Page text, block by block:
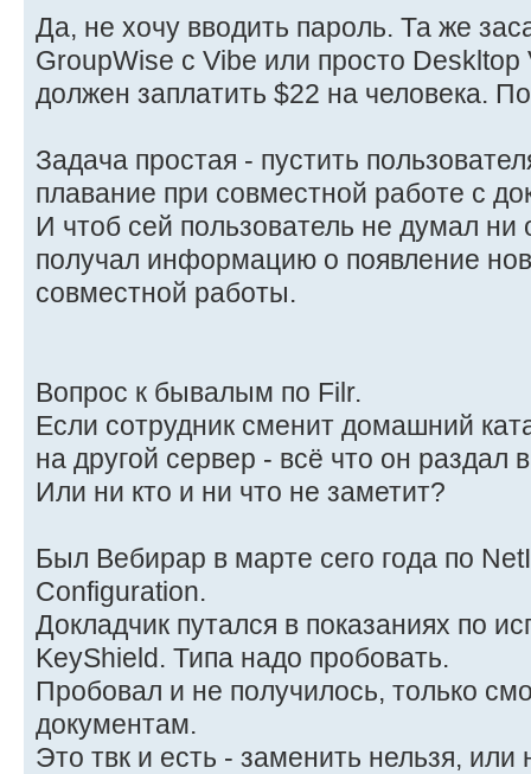
Да, не хочу вводить пароль. Та же
GroupWise с Vibe или просто Deskltop
должен заплатить $22 на человека.
Задача простая - пустить
плавание при совместной работе с
И чтоб сей пользователь не думал ни
получал информацию о появление
совместной работы.
Вопрос к бывалым по Filr.
Если сотрудник сменит домашний
на другой сервер - всё что он раздал
Или ни кто и ни что не заметит?
Был Вебирар в марте сего года по
Configuration.
Докладчик путался в показаниях по
KeyShield. Типа надо пробовать.
Пробовал и не получилось, только
документам.
Это твк и есть - заменить нельзя, или